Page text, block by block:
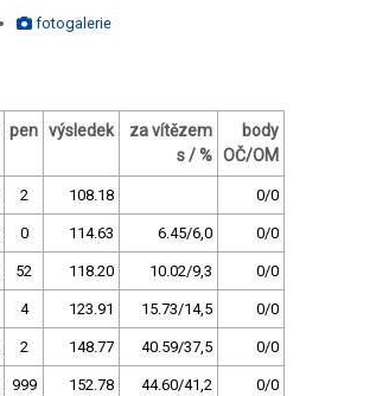
fotogalerie
pen výsledek
za vítězem
s / %
body
OČ/OM
2 108.18 0/0
0 114.63 6.45/6,0 0/0
52 118.20 10.02/9,3 0/0
4 123.91 15.73/14,5 0/0
2 148.77 40.59/37,5 0/0
999 152.78 44.60/41,2 0/0